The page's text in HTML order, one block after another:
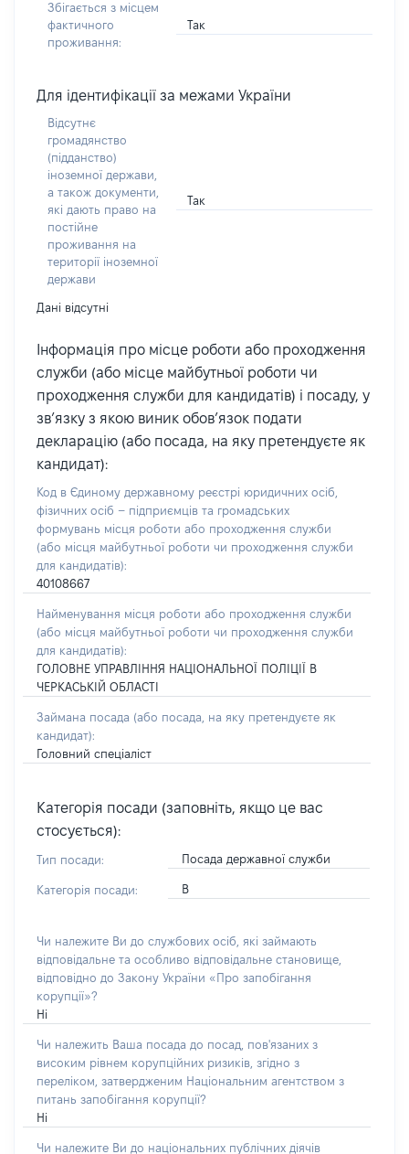
Збігається з місцем
фактичного
проживання:
Так
Для ідентифікації за межами України
Відсутнє
громадянство
(підданство)
іноземної держави,
а також документи,
які дають право на
постійне
проживання на
території іноземної
держави
Так
Дані відсутні
Інформація про місце роботи або проходження
служби (або місце майбутньої роботи чи
проходження служби для кандидатів) і посаду, у
зв’язку з якою виник обов’язок подати
декларацію (або посада, на яку претендуєте як
кандидат):
Код в Єдиному державному реєстрі юридичних осіб,
фізичних осіб – підприємців та громадських
формувань місця роботи або проходження служби
(або місця майбутньої роботи чи проходження служби
для кандидатів):
40108667
Найменування місця роботи або проходження служби
(або місця майбутньої роботи чи проходження служби
для кандидатів):
ГОЛОВНЕ УПРАВЛІННЯ НАЦІОНАЛЬНОЇ ПОЛІЦІЇ В
ЧЕРКАСЬКІЙ ОБЛАСТІ
Займана посада (або посада, на яку претендуєте як
кандидат):
Головний спеціаліст
Категорія посади (заповніть, якщо це вас
стосується):
Тип посади: Посада державної служби
Категорія посади: В
Чи належите Ви до службових осіб, які займають
відповідальне та особливо відповідальне становище,
відповідно до Закону України «Про запобігання
корупції»?
Ні
Чи належить Ваша посада до посад, пов'язаних з
високим рівнем корупційних ризиків, згідно з
переліком, затвердженим Національним агентством з
питань запобігання корупції?
Ні
Чи належите Ви до національних публічних діячів